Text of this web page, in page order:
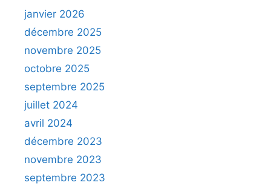
janvier 2026
décembre 2025
novembre 2025
octobre 2025
septembre 2025
juillet 2024
avril 2024
décembre 2023
novembre 2023
septembre 2023